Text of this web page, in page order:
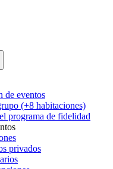
de eventos
(+8 habitaciones)
programa de fidelidad
privados